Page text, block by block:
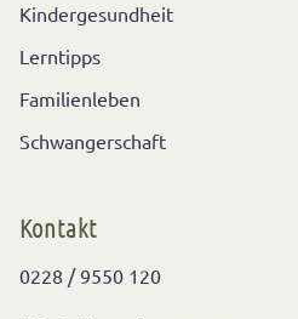
Kindergesundheit
Lerntipps
Familienleben
Schwangerschaft
Kontakt
0228 / 9550 120